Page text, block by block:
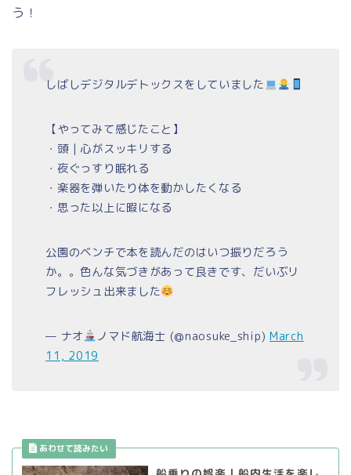
う！
しばしデジタルデトックスをしていました
【やってみて感じたこと】
・頭｜心がスッキリする
・夜ぐっすり眠れる
・楽器を弾いたり体を動かしたくなる
・思った以上に暇になる
公園のベンチで本を読んだのはいつ振りだろう
か。。色んな気づきがあって良きです、だいぶリ
フレッシュ出来ました
— ナオ ノマド航海士 (@naosuke_ship)March
11, 2019